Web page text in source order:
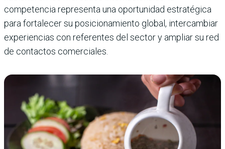
competencia representa una oportunidad estratégica
para fortalecer su posicionamiento global, intercambiar
experiencias con referentes del sector y ampliar su red
de contactos comerciales.